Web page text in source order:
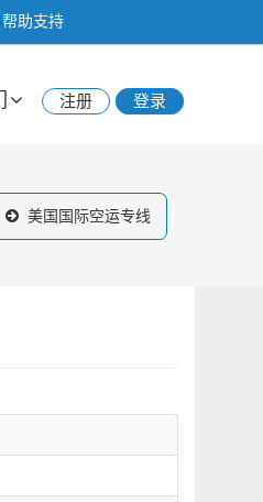
帮助支持
注册 登录
美国国际空运专线